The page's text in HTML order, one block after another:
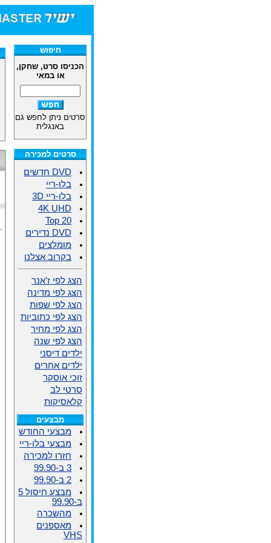
חיפוש
הכניסו סרט, שחקן,
או במאי
סרטים ניתן לחפש גם
באנגלית
סרטים למכירה
DVD חדשים
בלו-ריי
בלו-ריי 3D
4K UHD
Top 20
DVD נדירים
מומלצים
בקרוב אצלנו
הצג לפי ז'אנר
הצג לפי מדינה
הצג לפי שפות
הצג לפי כתוביות
הצג לפי מחיר
הצג לפי שנה
ילדים דיסני
ילדים אחרים
זוכי אוסקר
סרטי לב
קלאסיקות
מבצעים
מבצעי החודש
מבצעי בלו-ריי
חזרו למכירה
3 ב-99.90
2 ב-99.90
מבצע חיסול 5
ב-99.90
מהשכרה
מאספנים
VHS